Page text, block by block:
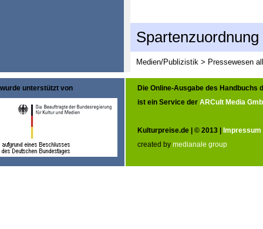
Spartenzuordnung
Medien/Publizistik > Pressewesen
wurde unterstützt von
Die Online-Ausgabe des Handbuchs
ist ein Service der ARCult Media
Kulturpreise.de | © 2013 | Impressum
created by medianale group